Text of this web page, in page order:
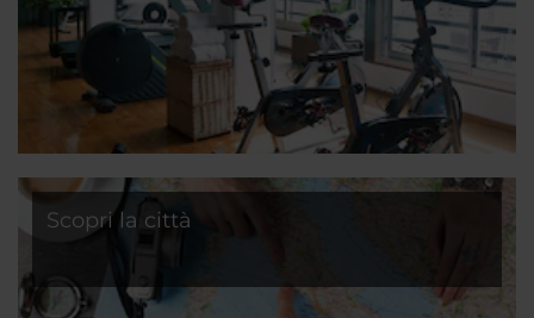
Scopri la città